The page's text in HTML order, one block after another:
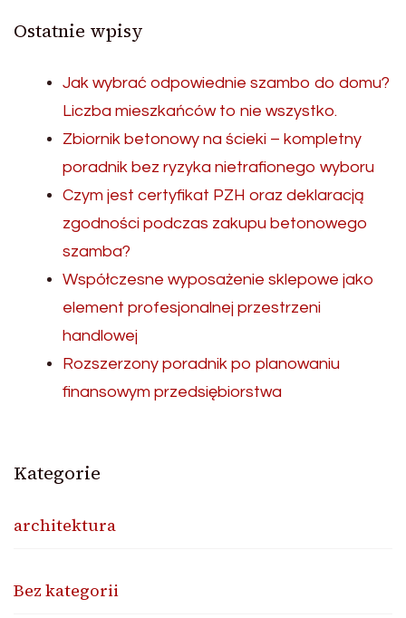
Ostatnie wpisy
Jak wybrać odpowiednie szambo do domu?
Liczba mieszkańców to nie wszystko.
Zbiornik betonowy na ścieki – kompletny
poradnik bez ryzyka nietrafionego wyboru
Czym jest certyfikat PZH oraz deklaracją
zgodności podczas zakupu betonowego
szamba?
Współczesne wyposażenie sklepowe jako
element profesjonalnej przestrzeni
handlowej
Rozszerzony poradnik po planowaniu
finansowym przedsiębiorstwa
Kategorie
architektura
Bez kategorii